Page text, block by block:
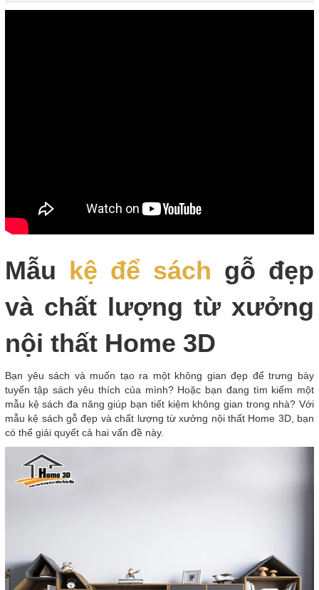
Mẫu kệ để sách gỗ đẹp
và chất lượng từ xưởng
nội thất Home 3D
Bạn yêu sách và muốn tạo ra một không gian đẹp để trưng bày
tuyển tập sách yêu thích của mình? Hoặc bạn đang tìm kiếm một
mẫu kệ sách đa năng giúp bạn tiết kiệm không gian trong nhà? Với
mẫu kệ sách gỗ đẹp và chất lượng từ xưởng nội thất Home 3D, bạn
có thể giải quyết cả hai vấn đề này.